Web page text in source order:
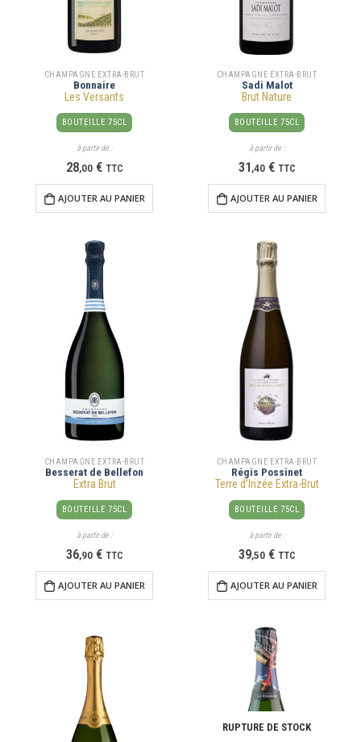
CHAMPAGNE EXTRA-BRUT
Bonnaire
Les Versants
BOUTEILLE 75CL
à partir de :
28,00 € TTC
AJOUTER AU PANIER
CHAMPAGNE EXTRA-BRUT
Sadi Malot
Brut Nature
BOUTEILLE 75CL
à partir de :
31 ,40 € TTC
AJOUTER AU PANIER
CHAMPAGNE EXTRA-BRUT
Besserat de Bellefon
Extra Brut
BOUTEILLE 75CL
à partir de :
36,90 € TTC
AJOUTER AU PANIER
CHAMPAGNE EXTRA-BRUT
Régis Possinet
Terre d’Irizée Extra-Brut
BOUTEILLE 75CL
à partir de :
39,50 € TTC
AJOUTER AU PANIER
RUPTURE DE STOCK